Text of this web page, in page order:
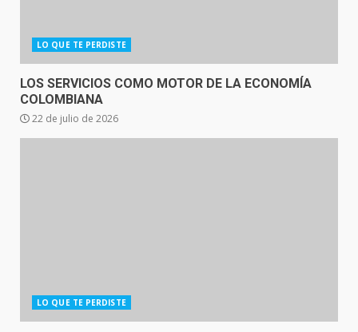
LO QUE TE PERDISTE
LOS SERVICIOS COMO MOTOR DE LA ECONOMÍA
COLOMBIANA
22 de julio de 2026
LO QUE TE PERDISTE